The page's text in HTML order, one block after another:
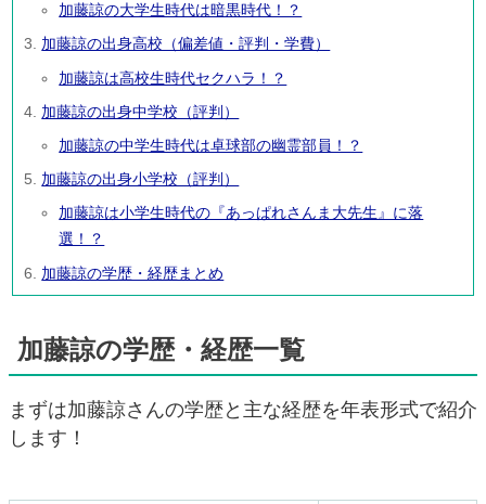
加藤諒の大学生時代は暗黒時代！？
加藤諒の出身高校（偏差値・評判・学費）
加藤諒は高校生時代セクハラ！？
加藤諒の出身中学校（評判）
加藤諒の中学生時代は卓球部の幽霊部員！？
加藤諒の出身小学校（評判）
加藤諒は小学生時代の『あっぱれさんま大先生』に落
選！？
加藤諒の学歴・経歴まとめ
加藤諒の学歴・経歴一覧
まずは加藤諒さんの学歴と主な経歴を年表形式で紹介
します！